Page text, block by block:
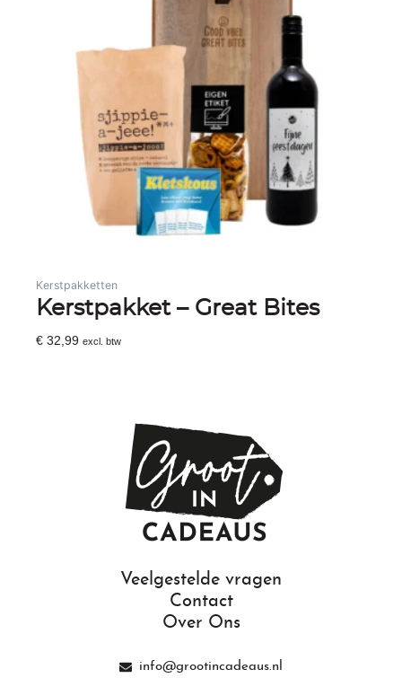
Kerstpakketten
Kerstpakket – Great Bites
€ 32,99 excl. btw
Veelgestelde vragen
Contact
Over Ons
info@grootincadeaus.nl